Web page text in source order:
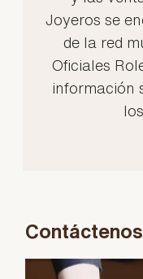
Joyeros se
de la red
Oficiales
información
Contáctenos